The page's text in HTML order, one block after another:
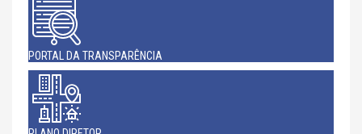
PORTAL DA TRANSPARÊNCIA